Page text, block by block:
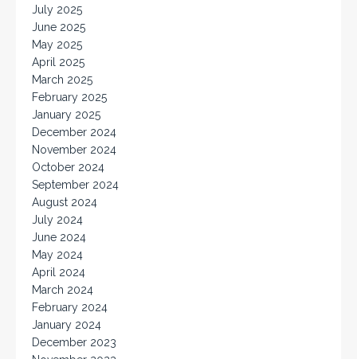
July 2025
June 2025
May 2025
April 2025
March 2025
February 2025
January 2025
December 2024
November 2024
October 2024
September 2024
August 2024
July 2024
June 2024
May 2024
April 2024
March 2024
February 2024
January 2024
December 2023